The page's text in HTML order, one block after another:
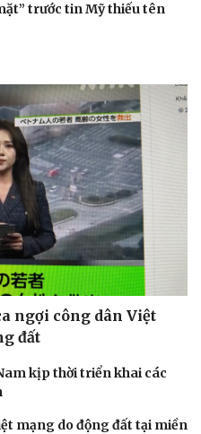
trước tin Mỹ thiếu tên
ngợi công dân Việt
đất
kịp thời triển khai các
mạng do động đất tại miền